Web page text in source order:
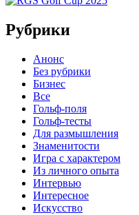
Рубрики
Анонс
Без рубрики
Бизнес
Все
Гольф-поля
Гольф-тесты
Для размышления
Знаменитости
Игра с характером
Из личного опыта
Интервью
Интересное
Искусство